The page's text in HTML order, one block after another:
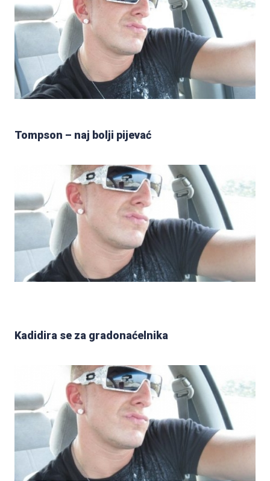
Tompson – naj bolji pijevać
Kadidira se za gradonaćelnika